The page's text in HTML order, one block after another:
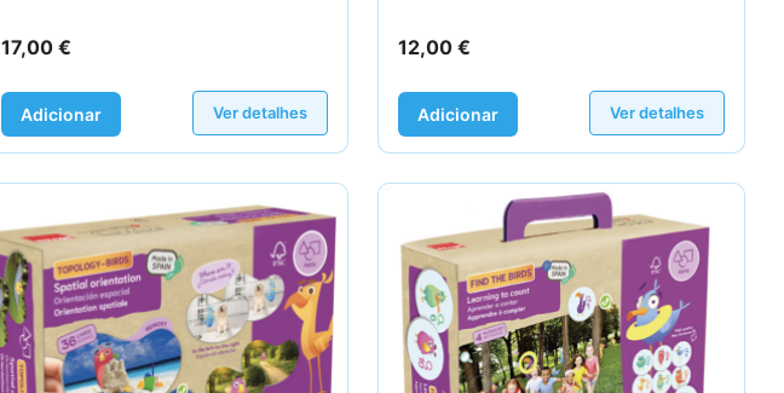
17,00 €
Adicionar Ver detalhes
12,00 €
Adicionar Ver detalhes